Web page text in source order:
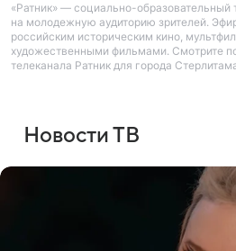
«Ратник» — социально-образовательный
на молодежную аудиторию зрителей.
российским историческим кино,
художественными фильмами. Смотрите
телеканала Ратник для города
Новости ТВ